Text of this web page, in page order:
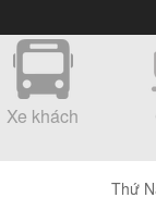
Xe khách
Thứ